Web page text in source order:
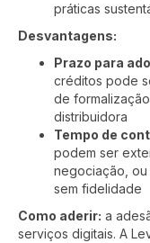
práticas
Desvantagens:
Prazo para
créditos pode
de
distribuidora
Tempo de
podem ser
negociação, ou
sem fidelidade
Como aderir: a
serviços digitais. A